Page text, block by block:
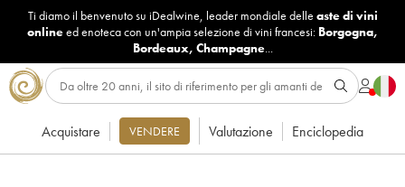
Ti diamo il benvenuto su iDealwine, leader mondiale delle aste di vini
onlineed enoteca con un'ampia selezione di vini francesi: Borgogna,
Bordeaux, Champagne...
Acquistare VENDERE Valutazione Enciclopedia